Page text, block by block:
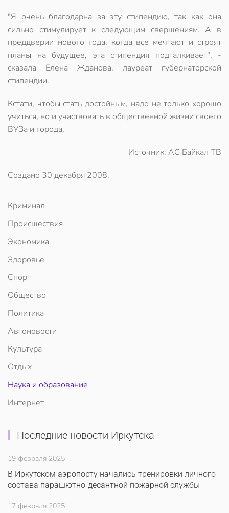
"Я очень благодарна за эту стипендию, так как она
сильно стимулирует к следующим свершениям. А в
преддверии нового года, когда все мечтают и строят
планы на будущее, эта стипендия подталкивает", -
сказала Елена Жданова, лауреат губернаторской
стипендии.
Кстати, чтобы стать достойным, надо не только хорошо
учиться, но и участвовать в общественной жизни своего
ВУЗа и города.
Источник: АС Байкал ТВ
Создано 30 декабря 2008.
Криминал
Происшествия
Экономика
Здоровье
Спорт
Общество
Политика
Автоновости
Культура
Отдых
Наука и образование
Интернет
Последние новости Иркутска
19 февраля 2025
В Иркутском аэропорту начались тренировки личного
состава парашютно-десантной пожарной службы
17 февраля 2025